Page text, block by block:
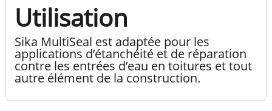
Utilisation
Sika MultiSeal est adaptée pour les
applications d’étanchéité et de réparation
contre les entrées d’eau en toitures et tout
autre élément de la construction.